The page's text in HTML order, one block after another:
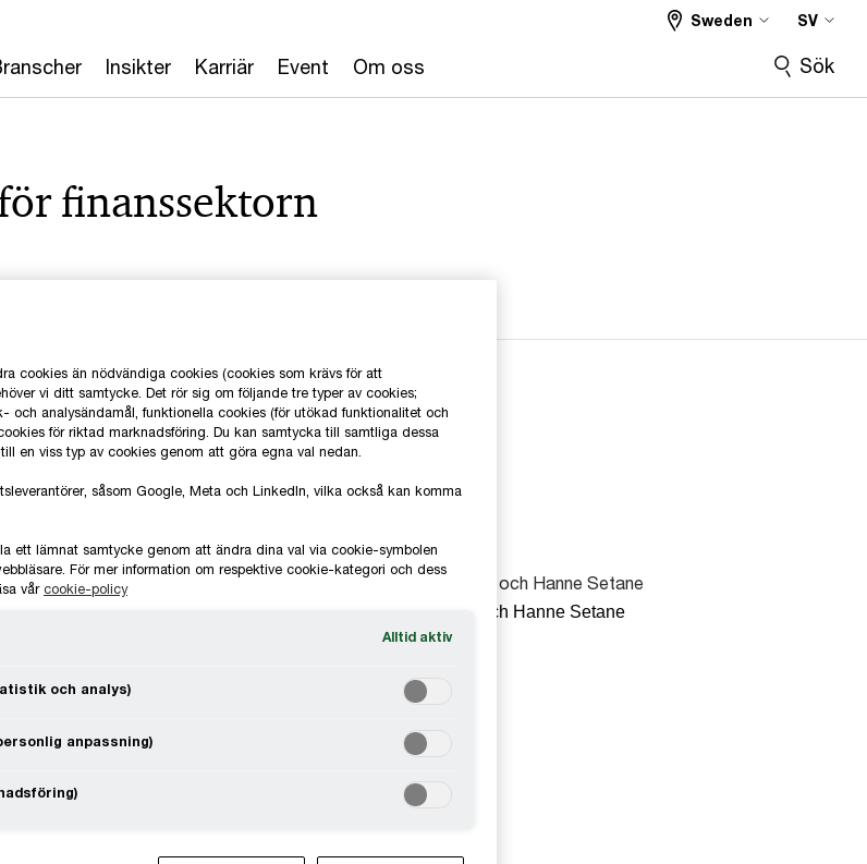
Insikter Karriär Event Om oss
Sweden SV
Sök
finanssektorn
för
finansiella sektorn att
Och hur förhåller
för finansiella
Viktor Lindroth och Hanne Setane
cookies än nödvändiga cookies (cookies som krävs för att
vi ditt samtycke. Det rör sig om följande tre typer av cookies;
och analysändamål, funktionella cookies (för utökad funktionalitet och
för riktad marknadsföring. Du kan samtycka till samtliga dessa
en viss typ av cookies genom att göra egna val nedan.
såsom Google, Meta och LinkedIn, vilka också kan komma
ett lämnat samtycke genom att ändra dina val via cookie-symbolen
För mer information om respektive cookie-kategori och dess
vår cookie-policy
Alltid aktiv
och analys)
anpassning)